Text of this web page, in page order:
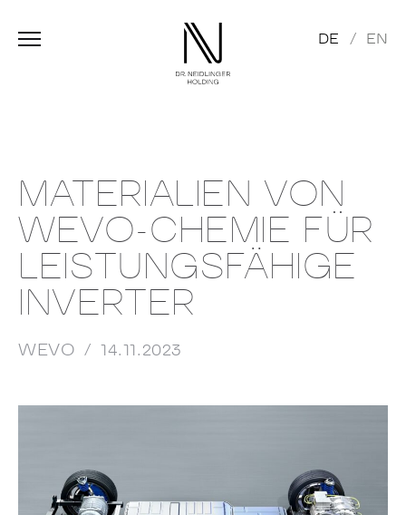
DE EN
MATERIALIEN VON
WEVO-CHEMIE FÜR
LEISTUNGSFÄHIGE
INVERTER
WEVO 14.11.2023